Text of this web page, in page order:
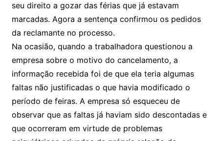
seu direito a gozar das férias que já estavam
marcadas. Agora a sentença confirmou os pedidos
da reclamante no processo.
Na ocasião, quando a trabalhadora questionou a
empresa sobre o motivo do cancelamento, a
informação recebida foi de que ela teria algumas
faltas não justificadas o que havia modificado o
período de feiras. A empresa só esqueceu de
observar que as faltas já haviam sido descontadas e
que ocorreram em virtude de problemas